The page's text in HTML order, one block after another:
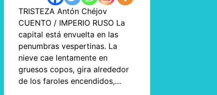
TRISTEZA Antón Chéjov
CUENTO / IMPERIO RUSO La
capital está envuelta en las
penumbras vespertinas. La
nieve cae lentamente en
gruesos copos, gira alrededor
de los faroles encendidos,…